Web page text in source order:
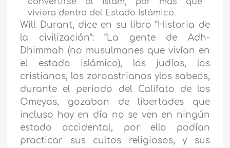
viviera dentro del Estado Islámico.
Will Durant, dice en su libro “Historia de
la civilización”: “La gente de Adh-
Dhimmah (no musulmanes que vivían en
el estado islámico), los judíos, los
cristianos, los zoroastrianos ylos sabeos,
durante el periodo del Califato de los
Omeyas, gozaban de libertades que
incluso hoy en día no se ven en ningún
estado occidental, por ello podían
practicar sus cultos religiosos, y sus